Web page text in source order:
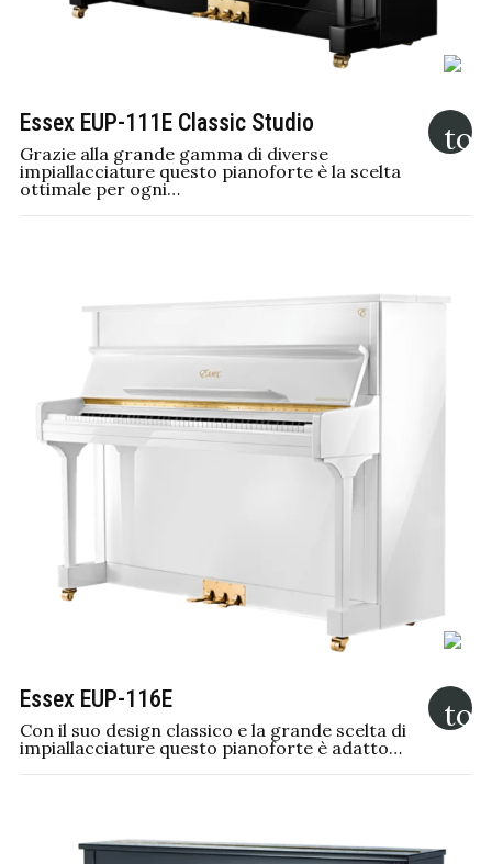
Essex EUP-111E Classic Studio
Grazie alla grande gamma di diverse
impiallacciature questo pianoforte è la scelta
ottimale per ogni…
Essex EUP-116E
Con il suo design classico e la grande scelta di
impiallacciature questo pianoforte è adatto…